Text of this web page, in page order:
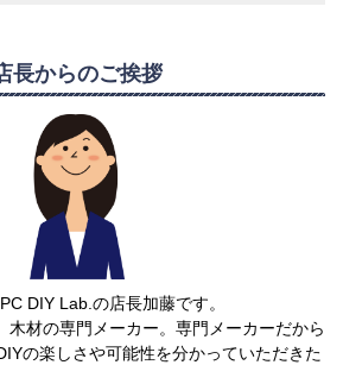
長からのご挨拶
DIY Lab.の店長加藤です。
木材の専門メーカー。専門メーカーだから
の楽しさや可能性を分かっていただきた